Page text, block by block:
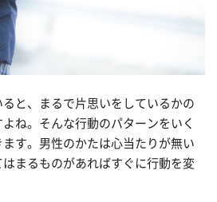
と、まるで片思いをしているかの
ね。そんな行動のパターンをいく
す。男性のかたは心当たりが無い
まるものがあればすぐに行動を変